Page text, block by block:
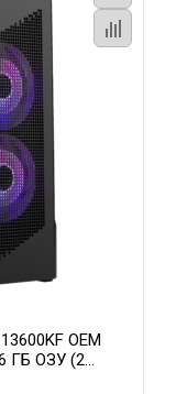
OEM
ГБ ОЗУ (2
16GB GDDR7